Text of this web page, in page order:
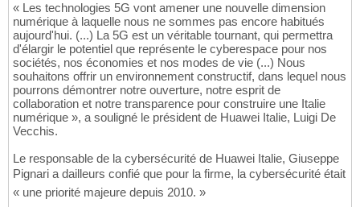
« Les technologies 5G vont amener une nouvelle dimension
numérique à laquelle nous ne sommes pas encore habitués
aujourd'hui. (...) La 5G est un véritable tournant, qui permettra
d'élargir le potentiel que représente le cyberespace pour nos
sociétés, nos économies et nos modes de vie (...) Nous
souhaitons offrir un environnement constructif, dans lequel nous
pourrons démontrer notre ouverture, notre esprit de
collaboration et notre transparence pour construire une Italie
numérique », a souligné le président de Huawei Italie, Luigi De
Vecchis.
Le responsable de la cybersécurité de Huawei Italie, Giuseppe
Pignari a dailleurs confié que pour la firme, la cybersécurité était
« une priorité majeure depuis 2010. »